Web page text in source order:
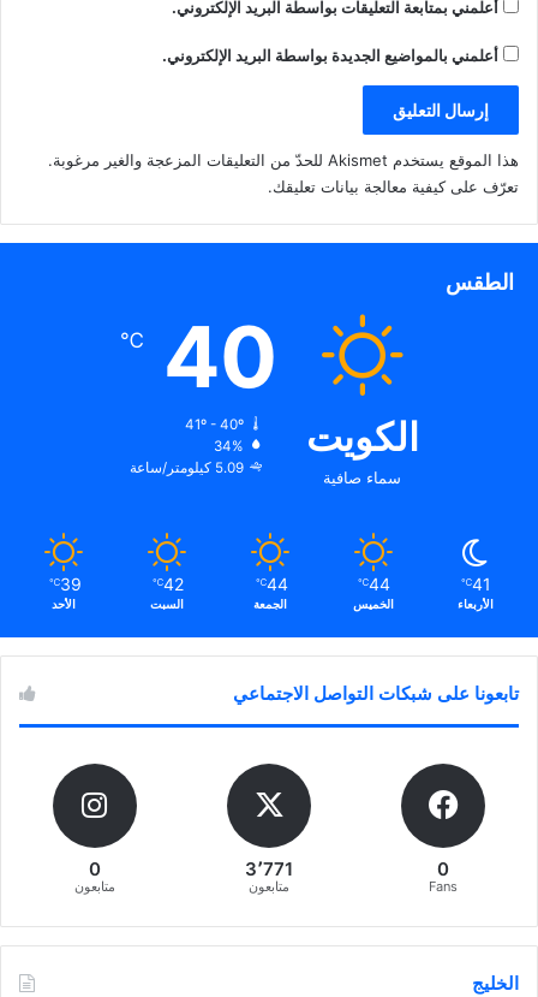
أعلمني بمتابعة التعليقات بواسطة البريد الإلكتروني.
أعلمني بالمواضيع الجديدة بواسطة البريد الإلكتروني.
هذا الموقع يستخدم Akismet للحدّ من التعليقات المزعجة والغير مرغوبة.
تعرّف على كيفية معالجة بيانات تعليقك.
الطقس
الكويت
سماء صافية
40
℃
41º - 40º
34%
5.09 كيلومتر/ساعة
41
℃
الأربعاء
44
℃
الخميس
44
℃
الجمعة
42
℃
السبت
39
℃
الأحد
تابعونا على شبكات التواصل الاجتماعي
0
Fans
3٬771
متابعون
0
متابعون
الخليج